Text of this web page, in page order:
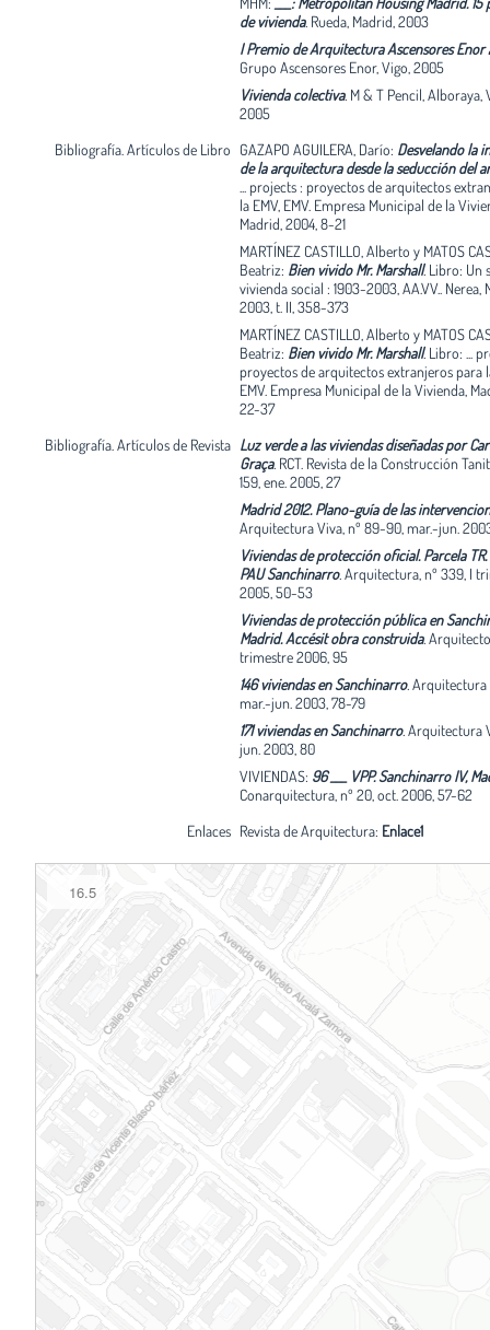
prefabricados de hormigón ranurado, gris
exterior y crema al interior, así como los
ventanas, acentúan la potencia de la
idea generadora del volumen como un
plegado que no pierde continuidad. Se
este ejemplo controlar la orientación de
atender a la variedad de tipos o crear un
privado pero abierto al exterior, en suma
partido a la difícil ordenanza de manzana
todos ellos hay que reconocerles el valor
mantener magníficamente su entidad a
encontrase en la órbita del edificio de
cuya presencia tan excepcional en todos
fácilmente eclipsaría a quienes tiene
exagerado afirmar que la arquitectura del
Sanchinarro ha cambiado de significado
presencia de este hito, pero también es
los ejemplos comentados, el pulso se
tensión que genera la superposición de
diversos, eleva el nivel del resultado global.
de vivienda. Rueda, Madrid, 2003
I Premio de Arquitectura Ascensores Enor
Grupo Ascensores Enor, Vigo, 2005
Vivienda colectiva. M & T Pencil, Alboraya,
2005
Bibliografía. Artículos de Libro GAZAPO AGUILERA, Darío: Desvelando la
de la arquitectura desde la seducción del
... projects : proyectos de arquitectos
la EMV, EMV. Empresa Municipal de la
Madrid, 2004, 8-21
MARTÍNEZ CASTILLO, Alberto y MATOS
Beatriz: Bien vivido Mr. Marshall. Libro: Un
vivienda social : 1903-2003, AA.VV.. Nerea,
2003, t. II, 358-373
MARTÍNEZ CASTILLO, Alberto y MATOS
Beatriz: Bien vivido Mr. Marshall. Libro: ...
proyectos de arquitectos extranjeros para
EMV. Empresa Municipal de la Vivienda,
22-37
Bibliografía. Artículos de Revista Luz verde a las viviendas diseñadas por
Graça. RCT. Revista de la Construcción
159, ene. 2005, 27
Madrid 2012. Plano-guía de las
Arquitectura Viva, nº 89-90, mar.-jun.
Viviendas de protección oficial. Parcela TR.
PAU Sanchinarro. Arquitectura, nº 339, I
2005, 50-53
Viviendas de protección pública en
Madrid. Accésit obra construida.
trimestre 2006, 95
146 viviendas en Sanchinarro. Arquitectura
mar.-jun. 2003, 78-79
171 viviendas en Sanchinarro. Arquitectura
jun. 2003, 80
VIVIENDAS: 96 ___ VPP. Sanchinarro IV,
Conarquitectura, nº 20, oct. 2006, 57-62
Enlaces Revista de Arquitectura: Enlace1
16.5